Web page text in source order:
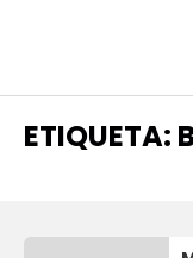
ETIQUETA: